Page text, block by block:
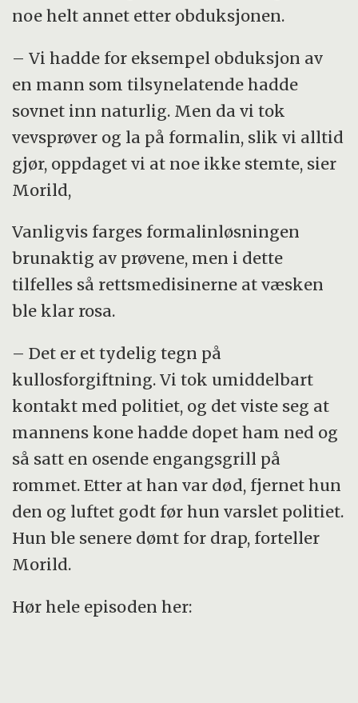
noe helt annet etter obduksjonen.
– Vi hadde for eksempel obduksjon av
en mann som tilsynelatende hadde
sovnet inn naturlig. Men da vi tok
vevsprøver og la på formalin, slik vi alltid
gjør, oppdaget vi at noe ikke stemte, sier
Morild,
Vanligvis farges formalinløsningen
brunaktig av prøvene, men i dette
tilfelles så rettsmedisinerne at væsken
ble klar rosa.
– Det er et tydelig tegn på
kullosforgiftning. Vi tok umiddelbart
kontakt med politiet, og det viste seg at
mannens kone hadde dopet ham ned og
så satt en osende engangsgrill på
rommet. Etter at han var død, fjernet hun
den og luftet godt før hun varslet politiet.
Hun ble senere dømt for drap, forteller
Morild.
Hør hele episoden her: